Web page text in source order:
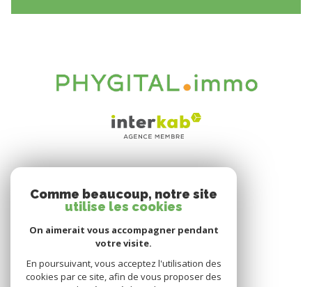
Espace propriétaire
Comme beaucoup, notre site
utilise les cookies
On aimerait vous accompagner pendant
votre visite.
En poursuivant, vous acceptez l'utilisation des
cookies par ce site, afin de vous proposer des